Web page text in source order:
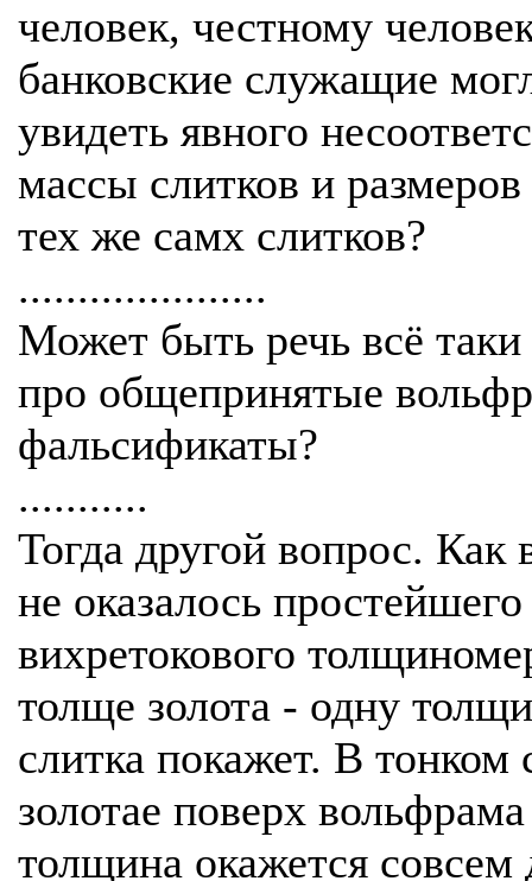
человек, честному
банковские служащие
увидеть явного
массы слитков и
тех же самх слитков?
.....................
Может быть речь всё таки
про общепринятые
фальсификаты?
...........
Тогда другой вопрос. Как
не оказалось простейшего
вихретокового
толще золота - одну
слитка покажет. В тонком
золотае поверх
толщина окажется совсем